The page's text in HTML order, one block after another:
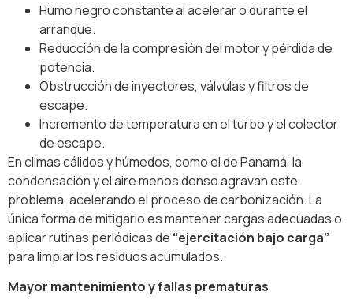
Humo negro constante al acelerar o durante el
arranque.
Reducción de la compresión del motor y pérdida de
potencia.
Obstrucción de inyectores, válvulas y filtros de
escape.
Incremento de temperatura en el turbo y el colector
de escape.
En climas cálidos y húmedos, como el de Panamá, la
condensación y el aire menos denso agravan este
problema, acelerando el proceso de carbonización. La
única forma de mitigarlo es mantener cargas adecuadas o
aplicar rutinas periódicas de “ejercitación bajo carga”
para limpiar los residuos acumulados.
Mayor mantenimiento y fallas prematuras